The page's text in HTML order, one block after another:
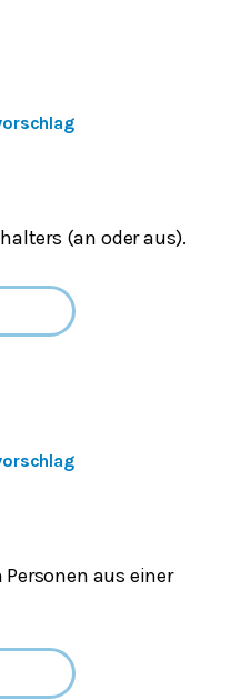
(an oder aus).
Personen aus einer